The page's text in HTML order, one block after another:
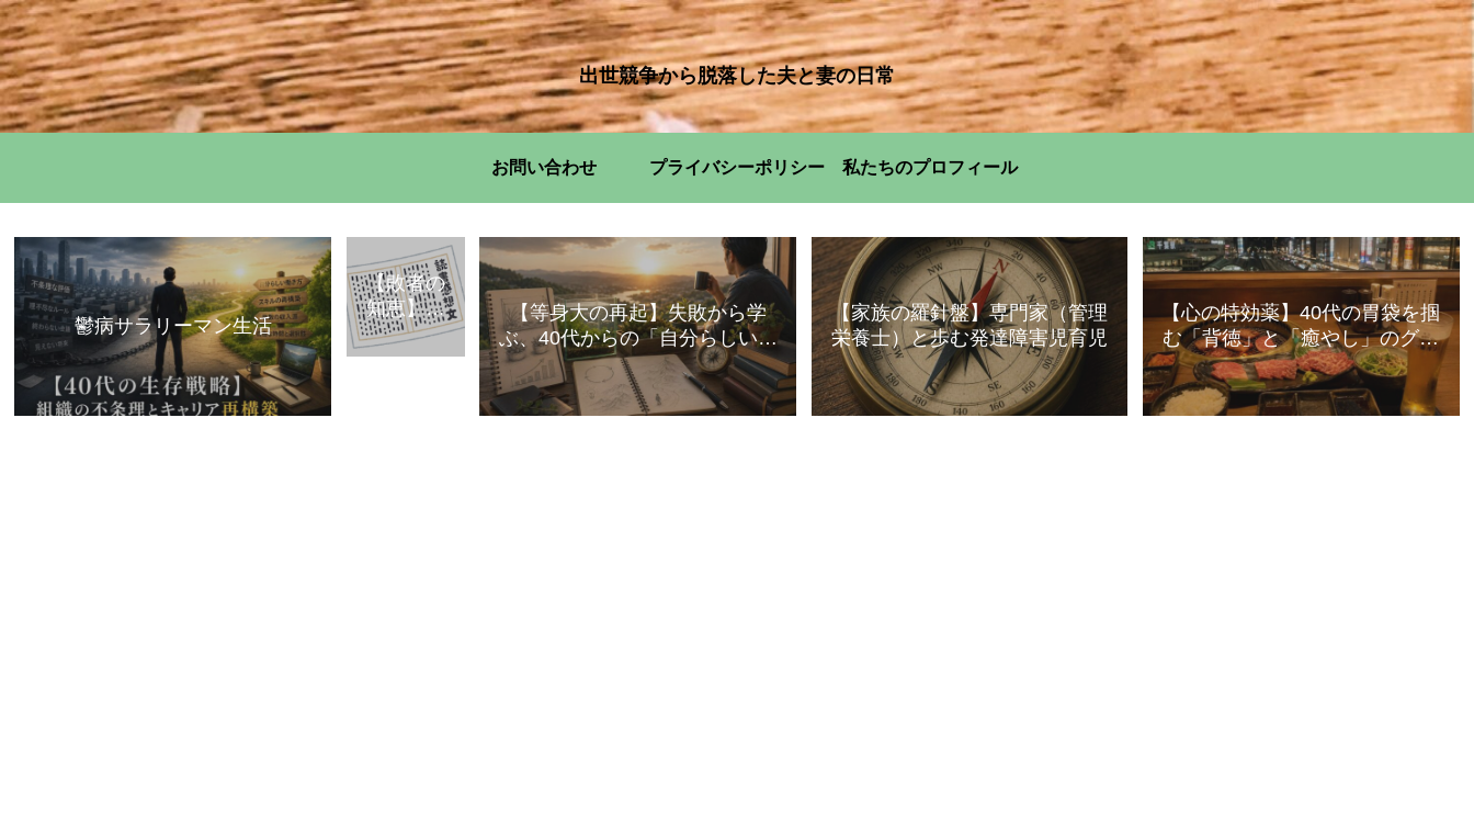
出世競争から脱落した夫と妻の日常
お問い合わせ プライバシーポリシー 私たちのプロフィール
鬱病サラリーマン生活
【敗者の
知恵】古
典・歴史
から学ぶ
【等身大の再起】失敗から学
ぶ、40代からの「自分らしい」
暮らし方
【家族の羅針盤】専門家（管理
栄養士）と歩む発達障害児育児
【心の特効薬】40代の胃袋を掴
む「背徳」と「癒やし」のグル
メ